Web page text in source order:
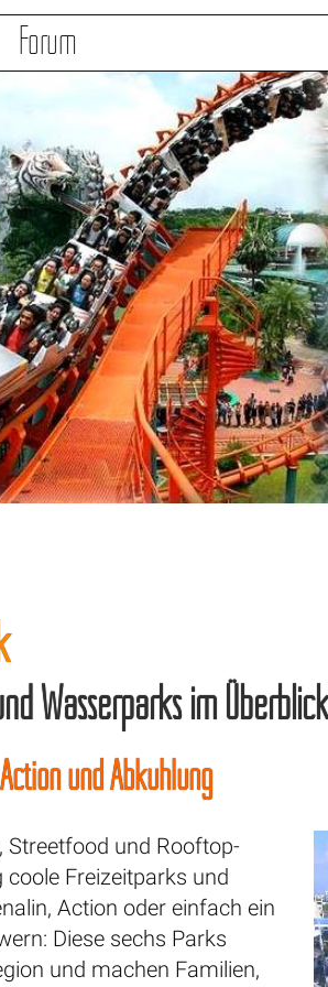
Forum
Wasserparks im Überblick
und Abkühlung
Streetfood und Rooftop-
Freizeitparks und
Action oder einfach ein
Diese sechs Parks
und machen Familien,